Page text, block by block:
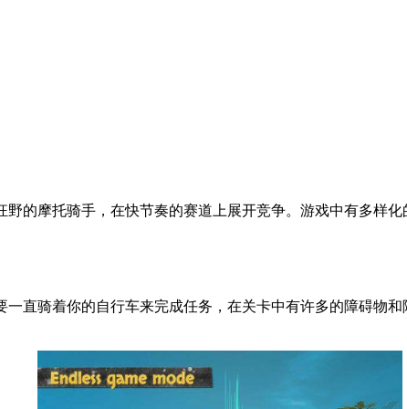
的摩托骑手，在快节奏的赛道上展开竞争。游戏中有多样
直骑着你的自行车来完成任务，在关卡中有许多的障碍物